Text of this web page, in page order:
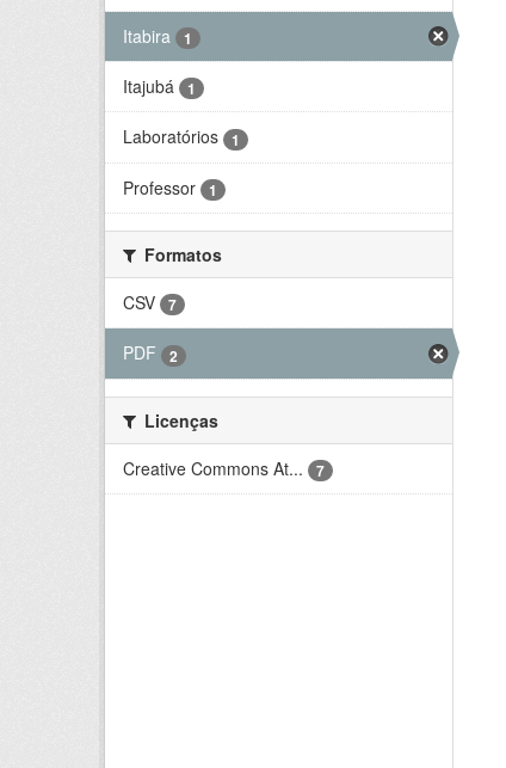
Itabira 1
Itajubá 1
Laboratórios 1
Professor 1
Formatos
CSV
7
PDF 2
Licenças
Creative Commons At...
7